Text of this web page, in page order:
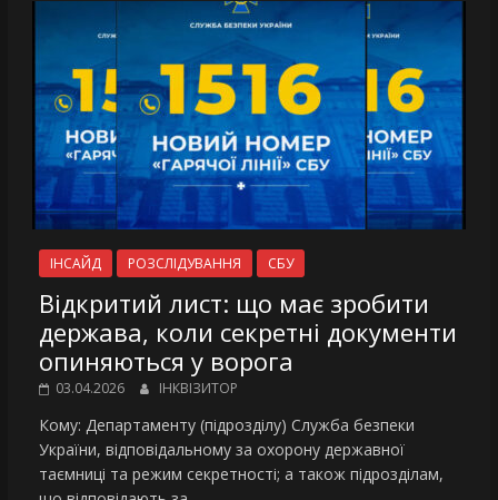
ІНСАЙД РОЗСЛІДУВАННЯ СБУ
Відкритий лист: що має зробити
держава, коли секретні документи
опиняються у ворога
03.04.2026 ІНКВІЗИТОР
Кому: Департаменту (підрозділу) Служба безпеки
України, відповідальному за охорону державної
таємниці та режим секретності; а також підрозділам,